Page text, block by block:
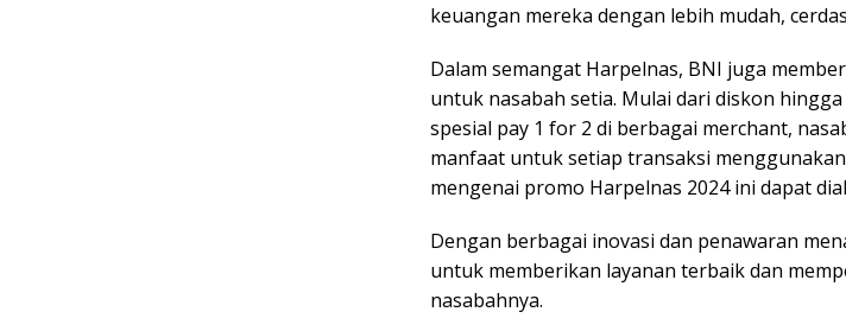
keuangan mereka dengan lebih mudah,
Dalam semangat Harpelnas, BNI juga
untuk nasabah setia. Mulai dari diskon
spesial pay 1 for 2 di berbagai merchant,
manfaat untuk setiap transaksi
mengenai promo Harpelnas 2024 ini dapat
Dengan berbagai inovasi dan penawaran
untuk memberikan layanan terbaik dan
nasabahnya.